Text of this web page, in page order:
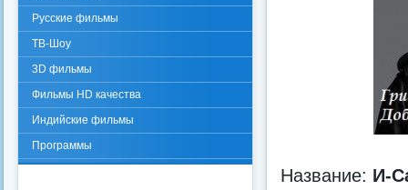
Название: И-
Русские фильмы
ТВ-Шоу
3D фильмы
Фильмы HD качества
Индийские фильмы
Программы